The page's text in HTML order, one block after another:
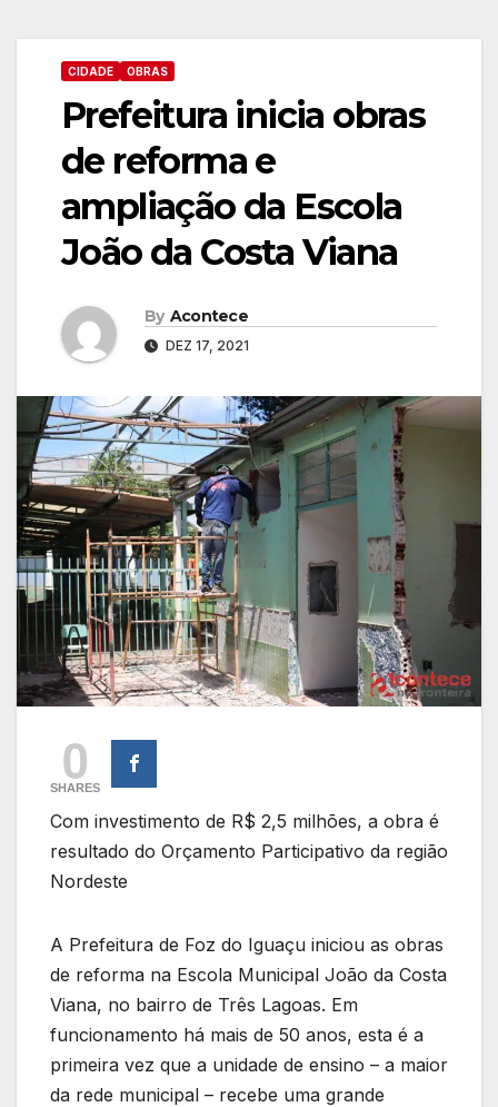
CIDADE OBRAS
Prefeitura inicia obras
de reforma e
ampliação da Escola
João da Costa Viana
By Acontece
DEZ 17, 2021
0
SHARES
Com investimento de R$ 2,5 milhões, a obra é
resultado do Orçamento Participativo da região
Nordeste
A Prefeitura de Foz do Iguaçu iniciou as obras
de reforma na Escola Municipal João da Costa
Viana, no bairro de Três Lagoas. Em
funcionamento há mais de 50 anos, esta é a
primeira vez que a unidade de ensino – a maior
da rede municipal – recebe uma grande